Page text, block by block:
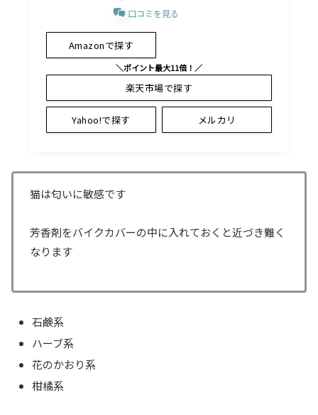
口コミを見る
Amazonで探す
＼ポイント最大11倍！／
楽天市場で探す
Yahoo!で探す メルカリ
猫は匂いに敏感です
芳香剤をバイクカバーの中に入れておくと近づき難く
なります
石鹸系
ハーブ系
花のかおり系
柑橘系